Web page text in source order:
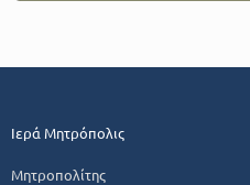
Ιερά Μητρόπολις
Μητροπολίτης